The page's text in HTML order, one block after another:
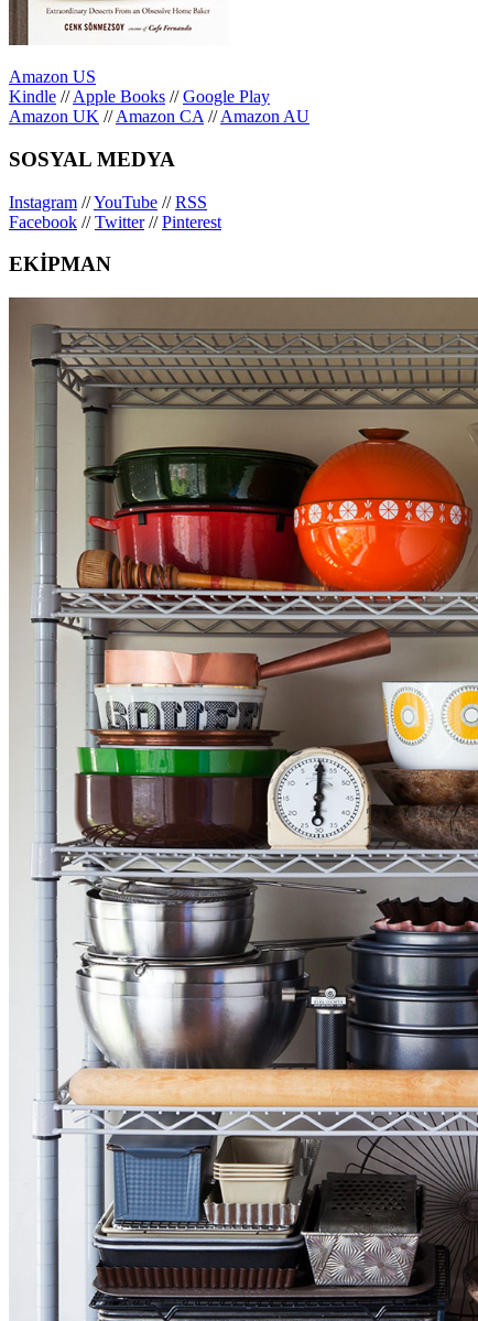
Amazon US
Kindle //Apple Books //Google Play
Amazon UK //Amazon CA //Amazon AU
SOSYAL MEDYA
Instagram //YouTube //RSS
Facebook //Twitter//Pinterest
EKİPMAN